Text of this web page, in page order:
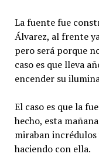
La fuente fue
Álvarez, al frente
pero será porque
caso es que lleva
encender su
El caso es que la
hecho, esta
miraban
haciendo con ella.